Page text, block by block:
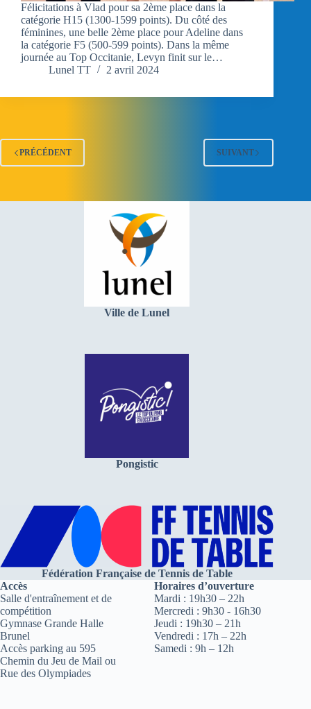
Félicitations à Vlad pour sa 2ème place dans la
catégorie H15 (1300-1599 points). Du côté des
féminines, une belle 2ème place pour Adeline dans
la catégorie F5 (500-599 points). Dans la même
journée au Top Occitanie, Levyn finit sur le…
Lunel TT
2 avril 2024
PRÉCÉDENT SUIVANT
Ville de Lunel
Pongistic
Fédération Française de Tennis de Table
Accès
Salle d'entraînement et de
compétition
Gymnase Grande Halle
Brunel
Accès parking au 595
Chemin du Jeu de Mail ou
Rue des Olympiades
Horaires d’ouverture
Mardi : 19h30 – 22h
Mercredi : 9h30 - 16h30
Jeudi : 19h30 – 21h
Vendredi : 17h – 22h
Samedi : 9h – 12h